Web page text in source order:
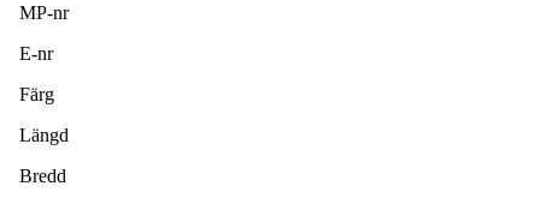
MP-nr
E-nr
Färg
Längd
Bredd